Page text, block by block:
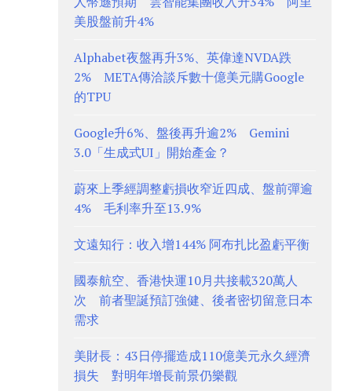
美股盤前升4%
Alphabet夜盤再升3%、英偉達NVDA跌
2% META傳洽談斥數十億美元購Google
的TPU
Google升6%、盤後再升逾2% Gemini
3.0「生成式UI」開始產金？
蔚來上季經調整虧損收窄近四成、盤前彈逾
4% 毛利率升至13.9%
文遠知行：收入增144% 阿布扎比盈虧平衡
國泰航空、香港快運10月共接載320萬人
次 前者聖誕預訂強健、後者密切留意日本
需求
美財長：43日停擺造成110億美元永久經濟
損失 對明年增長前景仍樂觀